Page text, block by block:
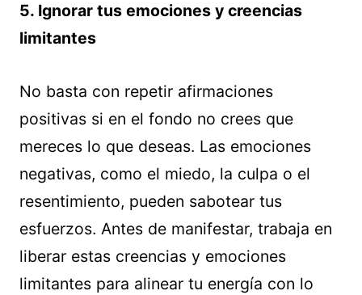
5. Ignorar tus emociones y creencias
limitantes
No basta con repetir afirmaciones
positivas si en el fondo no crees que
mereces lo que deseas. Las emociones
negativas, como el miedo, la culpa o el
resentimiento, pueden sabotear tus
esfuerzos. Antes de manifestar, trabaja en
liberar estas creencias y emociones
limitantes para alinear tu energía con lo